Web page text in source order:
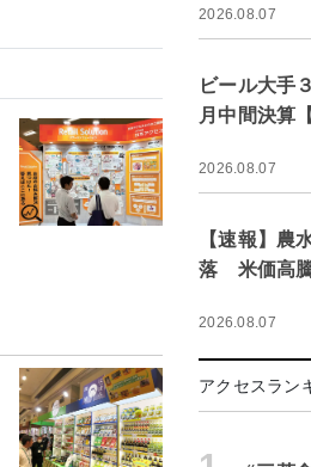
2026.08.07
ビール大手
月中間決算
2026.08.07
【速報】
落 米価高
2026.08.07
アクセスラン